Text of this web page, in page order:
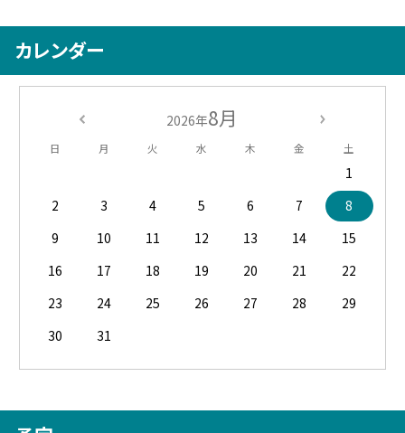
カレンダー
2026年8月
日 月 火 水 木 金 土
1
2
3 4 5 6 7
8
9
10 11 12 13 14
15
16
17 18 19 20 21
22
23
24 25 26 27 28
29
30
31